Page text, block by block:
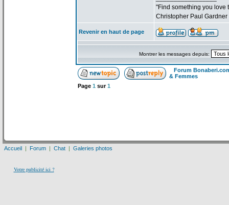
"Find something you love
Christopher Paul Gardner
Revenir en haut de page
Montrer les messages depuis:
Forum
& Femmes
Page 1 sur1
Accueil | Forum | Chat | Galeries photos
Votre publicité ici ?